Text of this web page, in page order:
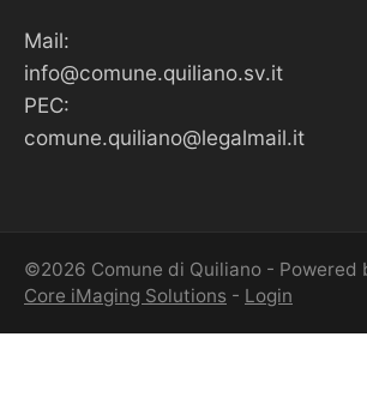
Mail:
info@comune.quiliano.sv.it
PEC:
comune.quiliano@legalmail.it
©2026 Comune di Quiliano - Powered
Core iMaging Solutions - Login